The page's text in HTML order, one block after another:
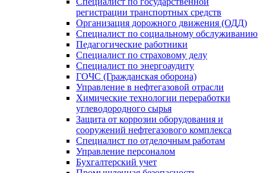
регистрации транспортных средств
Организация дорожного движения (ОДД)
Специалист по социальному обслуживанию
Педагогические работники
Специалист по страховому делу
Специалист по энергоаудиту
ГОЧС (Гражданская оборона)
Управление в нефтегазовой отрасли
Химические технологии переработки
углеводородного сырья
Защита от коррозии оборудования и
сооружений нефтегазового комплекса
Специалист по отделочным работам
Управление персоналом
Бухгалтерский учет